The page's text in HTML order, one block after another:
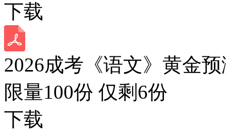
下载
2026成考《语文》黄金
限量100份 仅剩 6份
下载